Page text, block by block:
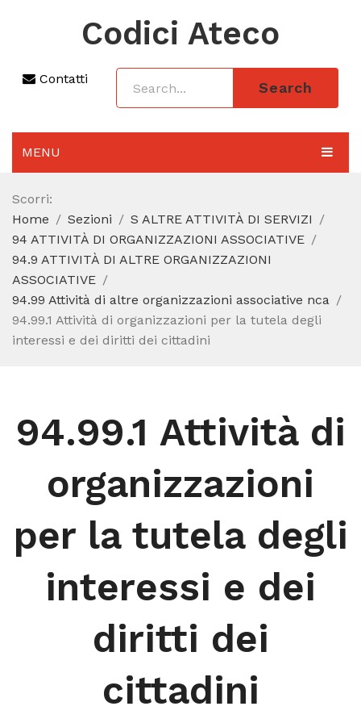
Codici Ateco
Contatti
Search
MENU
AGGIORNAMENTO 2025
SEZIONI
CODICE ATECO A COSA SERVE
REGIME FORFETTARIO
CODICE FISCALE
Scorri:
Home
Sezioni
S ALTRE ATTIVITÀ DI SERVIZI
94 ATTIVITÀ DI ORGANIZZAZIONI ASSOCIATIVE
94.9 ATTIVITÀ DI ALTRE ORGANIZZAZIONI
ASSOCIATIVE
94.99 Attività di altre organizzazioni associative nca
94.99.1 Attività di organizzazioni per la tutela degli
interessi e dei diritti dei cittadini
94.99.1 Attività di
organizzazioni
per la tutela degli
interessi e dei
diritti dei
cittadini